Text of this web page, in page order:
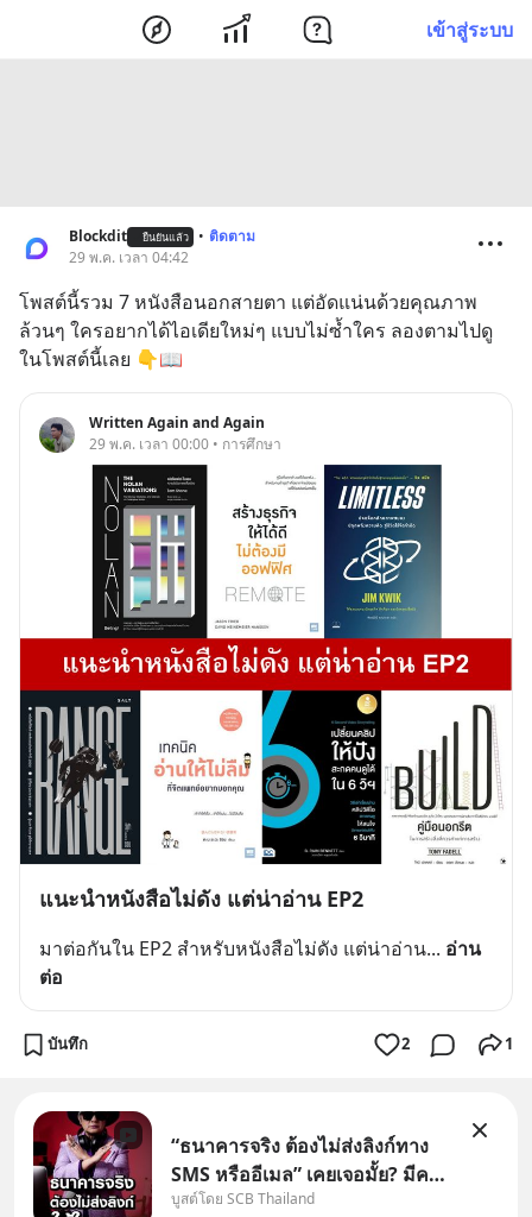
เข้าสู่ระบบ
Blockdit ยืนยันแล้ว • ติดตาม
29 พ.ค. เวลา 04:42
โพสต์นี้รวม 7 หนังสือนอกสายตา แต่อัดแน่นด้วยคุณภาพ
ล้วนๆ ใครอยากได้ไอเดียใหม่ๆ แบบไม่ซ้ำใคร ลองตามไปดู
ในโพสต์นี้เลย 👇📖
Written Again and Again
29 พ.ค. เวลา 00:00 • การศึกษา
แนะนำหนังสือไม่ดัง แต่น่าอ่าน EP2
มาต่อกันใน EP2 สำหรับหนังสือไม่ดัง แต่น่าอ่าน... อ่าน
ต่อ
บันทึก 2 1
“ธนาคารจริง ต้องไม่ส่งลิงก์ทาง
SMS หรืออีเมล” เคยเจอมั้ย? มีคน
อ้างว่าโทรจากธนาคาร บอกว่า
บูสต์โดย SCB Thailand